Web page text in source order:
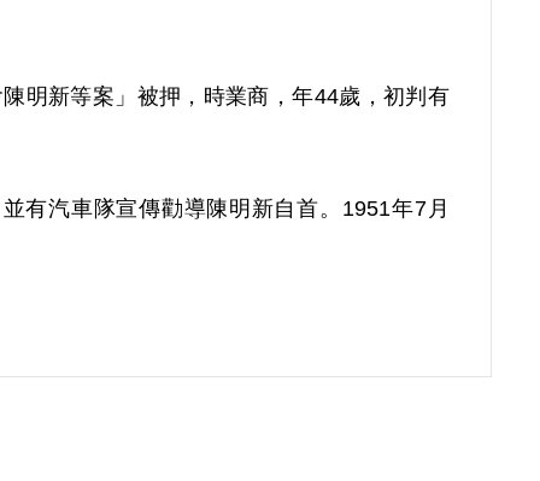
明新等案」被押，時業商，年44歲，初判有
有汽車隊宣傳勸導陳明新自首。1951年7月
臺灣省保安司令部軍事檢察官端木棪起訴。
判處有期徒刑15年，褫奪公權10年。先後於
日起至1967年2月11日止，計15年。